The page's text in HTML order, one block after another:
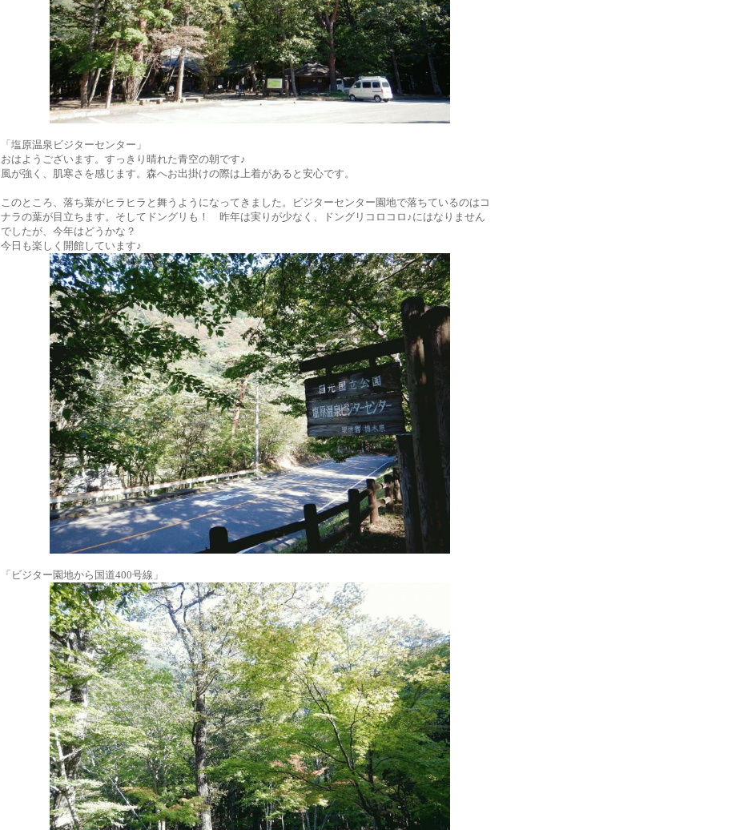
「塩原温泉ビジターセンター」
おはようございます。すっきり晴れた青空の朝です♪
風が強く、肌寒さを感じます。森へお出掛けの際は上着があると安心です。
このところ、落ち葉がヒラヒラと舞うようになってきました。ビジターセンター園地で落ちているのはコ
ナラの葉が目立ちます。そしてドングリも！ 昨年は実りが少なく、ドングリコロコロ♪にはなりません
でしたが、今年はどうかな？
今日も楽しく開館しています♪
「ビジター園地から国道400号線」